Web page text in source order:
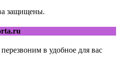
защищены.
в удобное для вас